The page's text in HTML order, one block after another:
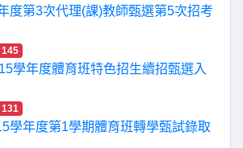
度第3次代理(課)教師甄選第5次招考
145
學年度體育班特色招生續招甄選入
131
學年度第1學期體育班轉學甄試錄取